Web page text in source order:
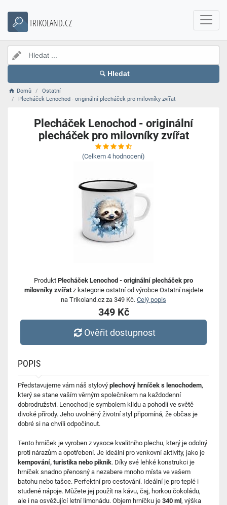
TRIKOLAND.CZ
Hledat
Domů
Ostatní
Plecháček Lenochod - originální plecháček pro milovníky zvířat
Plecháček Lenochod - originální
plecháček pro milovníky zvířat
(Celkem 4 hodnocení)
Produkt Plecháček Lenochod - originální plecháček pro
milovníky zvířatz kategorie ostatní od výrobce Ostatní najdete
na Trikoland.cz za 349 Kč. Celý popis
349 Kč
Ověřit dostupnost
POPIS
Představujeme vám náš stylový plechový hrníček s lenochodem,
který se stane vaším věrným společníkem na každodenní
dobrodružství. Lenochod je symbolem klidu a pohodlí ve světě
divoké přírody. Jeho uvolněný životní styl připomíná, že občas je
dobré si na chvíli odpočinout.
Tento hrníček je vyroben z vysoce kvalitního plechu, který je odolný
proti nárazům a opotřebení. Je ideální pro venkovní aktivity, jako je
kempování, turistika nebo piknik. Díky své lehké konstrukci je
hrníček snadno přenosný a nezabere mnoho místa ve vašem
batohu nebo tašce. Perfektní pro cestování. Ideální je pro teplé i
studené nápoje. Můžete jej použít na kávu, čaj, horkou čokoládu,
ale i na osvěžující letní limonádu. Objem hrníčku je 340 ml , výška